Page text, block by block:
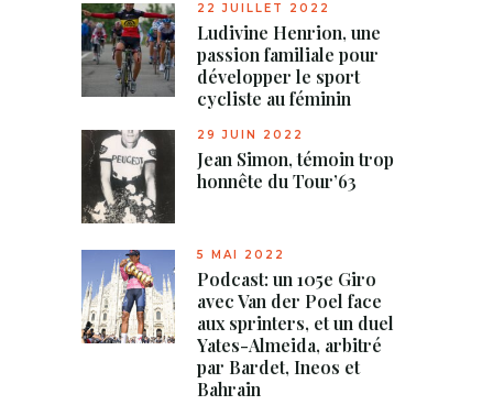
22 JUILLET 2022
Ludivine Henrion, une
passion familiale pour
développer le sport
cycliste au féminin
29 JUIN 2022
Jean Simon, témoin trop
honnête du Tour’63
5 MAI 2022
Podcast: un 105e Giro
avec Van der Poel face
aux sprinters, et un duel
Yates-Almeida, arbitré
par Bardet, Ineos et
Bahrain